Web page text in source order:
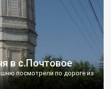
в с.Почтовое
посмотрели по дороге из